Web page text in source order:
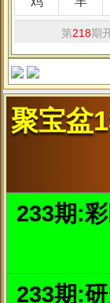
我们去香港旅
目的店铺，我们看
Andy、
中环地区一套约28
送价值98888的精